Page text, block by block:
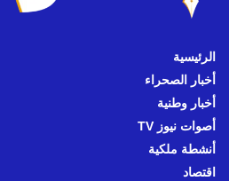
الرئيسية
أخبار الصحراء
أخبار وطنية
أصوات نيوز TV
أنشطة ملكية
اقتصاد